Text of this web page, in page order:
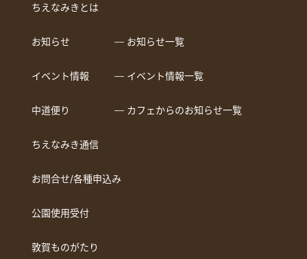
ちえなみきとは
お知らせ ― お知らせ一覧
イベント情報 ― イベント情報一覧
中道便り ― カフェからのお知らせ一覧
ちえなみき通信
お問合せ/各種申込み
公園使用受付
敦賀ものがたり